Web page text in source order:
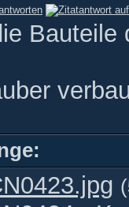
Bauteile
(